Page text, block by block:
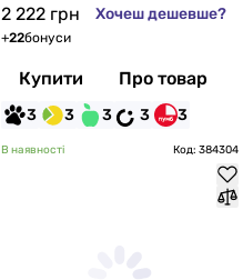
2 222 грн Хочеш дешевше?
+22бонуси
Купити Про товар
3 3 3 3 3
В наявності Код: 384304